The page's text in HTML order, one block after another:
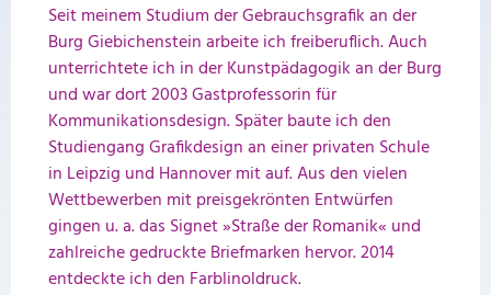
Seit meinem Studium der Gebrauchsgrafik an der
Burg Giebichenstein arbeite ich freiberuflich. Auch
unterrichtete ich in der Kunstpädagogik an der Burg
und war dort 2003 Gastprofessorin für
Kommunikationsdesign. Später baute ich den
Studiengang Grafikdesign an einer privaten Schule
in Leipzig und Hannover mit auf. Aus den vielen
Wettbewerben mit preisgekrönten Entwürfen
gingen u. a. das Signet »Straße der Romanik« und
zahlreiche gedruckte Briefmarken hervor. 2014
entdeckte ich den Farblinoldruck.